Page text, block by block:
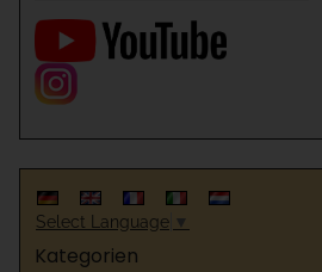
Select Language ▼
Kategorien